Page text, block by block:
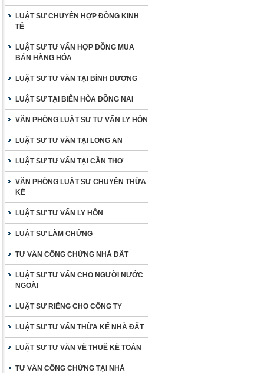
LUẬT SƯ CHUYÊN HỢP ĐỒNG KINH
TẾ
LUẬT SƯ TƯ VẤN HỢP ĐỒNG MUA
BÁN HÀNG HÓA
LUẬT SƯ TƯ VẤN TẠI BÌNH DƯƠNG
LUẬT SƯ TẠI BIÊN HÒA ĐỒNG NAI
VĂN PHÒNG LUẬT SƯ TƯ VẤN LY HÔN
LUẬT SƯ TƯ VẤN TẠI LONG AN
LUẬT SƯ TƯ VẤN TẠI CẦN THƠ
VĂN PHÒNG LUẬT SƯ CHUYÊN THỪA
KẾ
LUẬT SƯ TƯ VẤN LY HÔN
LUẬT SƯ LÀM CHỨNG
TƯ VẤN CÔNG CHỨNG NHÀ ĐẤT
LUẬT SƯ TƯ VẤN CHO NGƯỜI NƯỚC
NGOÀI
LUẬT SƯ RIÊNG CHO CÔNG TY
LUẬT SƯ TƯ VẤN THỪA KẾ NHÀ ĐẤT
LUẬT SƯ TƯ VẤN VỀ THUẾ KẾ TOÁN
TƯ VẤN CÔNG CHỨNG TẠI NHÀ